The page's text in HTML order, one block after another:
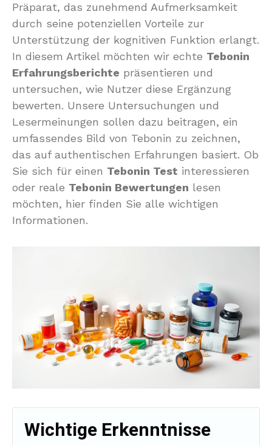
Präparat, das zunehmend Aufmerksamkeit
durch seine potenziellen Vorteile zur
Unterstützung der kognitiven Funktion erlangt.
In diesem Artikel möchten wir echte Tebonin
Erfahrungsberichte präsentieren und
untersuchen, wie Nutzer diese Ergänzung
bewerten. Unsere Untersuchungen und
Lesermeinungen sollen dazu beitragen, ein
umfassendes Bild von Tebonin zu zeichnen,
das auf authentischen Erfahrungen basiert. Ob
Sie sich für einen Tebonin Test interessieren
oder reale Tebonin Bewertungen lesen
möchten, hier finden Sie alle wichtigen
Informationen.
Wichtige Erkenntnisse